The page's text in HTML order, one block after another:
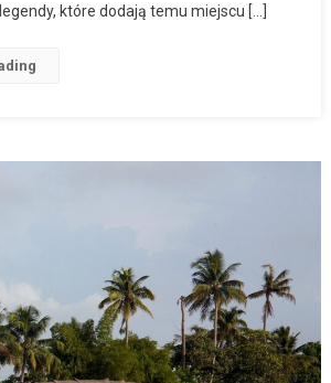
które dodają temu miejscu […]